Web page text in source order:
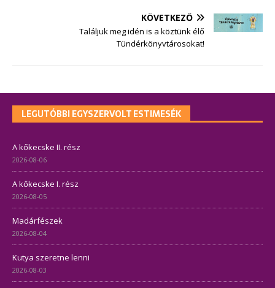
KÖVETKEZŐ
Találjuk meg idén is a köztünk élő
Tündérkönyvtárosokat!
LEGUTÓBBI EGYSZERVOLT ESTIMESÉK
A kőkecske II. rész
2026-08-06
A kőkecske I. rész
2026-08-05
Madárfészek
2026-08-04
Kutya szeretne lenni
2026-08-03